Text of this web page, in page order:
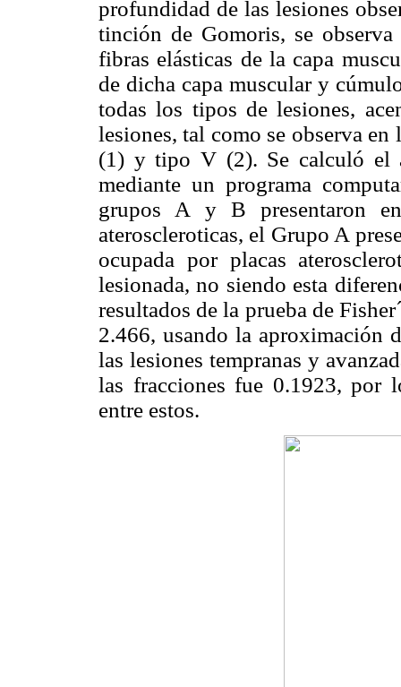
profundidad de las lesiones
tinción de Gomoris, se
fibras elásticas de la capa
de dicha capa muscular y
todas los tipos de lesiones,
lesiones, tal como se observa en
(1) y tipo V (2). Se calculó el
mediante un programa
grupos A y B presentaron
ateroscleroticas, el Grupo A
ocupada por placas
lesionada, no siendo esta
resultados de la prueba de
2.466, usando la aproximación
las lesiones tempranas y
las fracciones fue 0.1923, por
entre estos.